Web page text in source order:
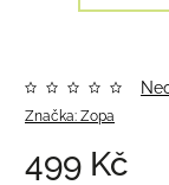
Značka: Zopa
499 Kč